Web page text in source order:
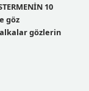
10
göz
gözlerin